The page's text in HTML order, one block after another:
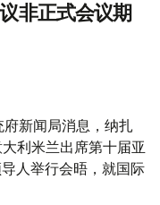
非正式会议期
新闻局消息，纳扎
利米兰出席第十届亚
人举行会晤，就国际